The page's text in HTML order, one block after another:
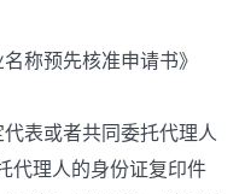
预先核准申请书》
表或者共同委托代理人
代理人的身份证复印件